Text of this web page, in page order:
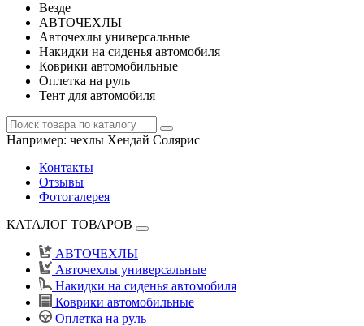
Везде
АВТОЧЕХЛЫ
Авточехлы универсальные
Накидки на сиденья автомобиля
Коврики автомобильные
Оплетка на руль
Тент для автомобиля
Например: чехлы Хендай Солярис
Контакты
Отзывы
Фотогалерея
КАТАЛОГ ТОВАРОВ
АВТОЧЕХЛЫ
Авточехлы универсальные
Накидки на сиденья автомобиля
Коврики автомобильные
Оплетка на руль